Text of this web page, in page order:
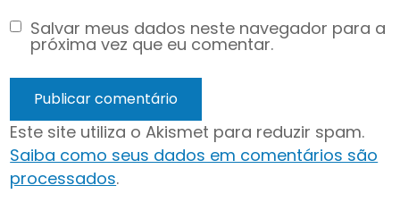
Salvar meus dados neste navegador para a
próxima vez que eu comentar.
Este site utiliza o Akismet para reduzir spam.
Saiba como seus dados em comentários são
processados.